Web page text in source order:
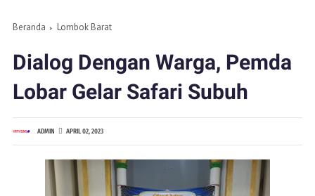
Beranda Lombok Barat
Dialog Dengan Warga, Pemda
Lobar Gelar Safari Subuh
ADMIN APRIL 02, 2023